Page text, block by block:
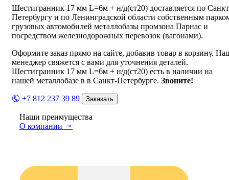
Шестигранник 17 мм L=6м + н/д(ст20) доставляется по
Петербургу и по Ленинградской области собственным
грузовых автомобилей металлобазы промзона Парнас и
посредством железнодорожных перевозок (вагонами).
Оформите заказ прямо на сайте, добавив товар в корзину.
менеджер свяжется с вами для уточнения деталей.
Шестигранник 17 мм L=6м + н/д(ст20) есть в наличии на
нашей металлобазе в в Санкт-Петербурге. Звоните!
+7 812 237 39 89 Заказать
Наши преимущества
О компании